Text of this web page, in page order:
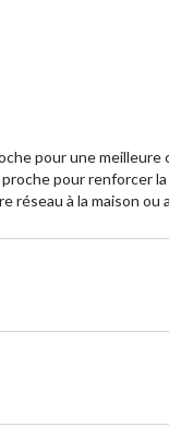
pour une
pour renforcer
à la maison ou